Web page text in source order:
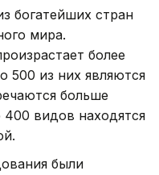
богатейших стран
мира.
более
500 из них являются
больше
видов находятся
были